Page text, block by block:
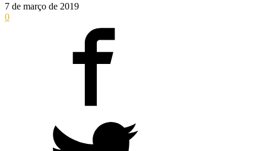
7 de março de 2019
0